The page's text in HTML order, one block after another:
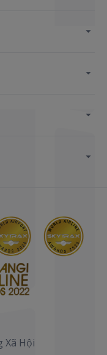
Xã Hội